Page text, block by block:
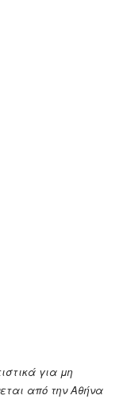
για μη
από την Αθήνα